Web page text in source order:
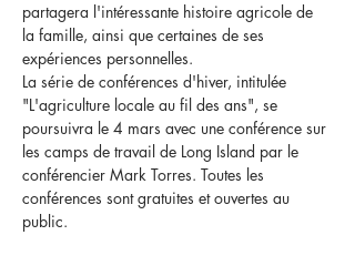
partagera l'intéressante histoire agricole de
la famille, ainsi que certaines de ses
expériences personnelles.
La série de conférences d'hiver, intitulée
"L'agriculture locale au fil des ans", se
poursuivra le 4 mars avec une conférence sur
les camps de travail de Long Island par le
conférencier Mark Torres. Toutes les
conférences sont gratuites et ouvertes au
public.